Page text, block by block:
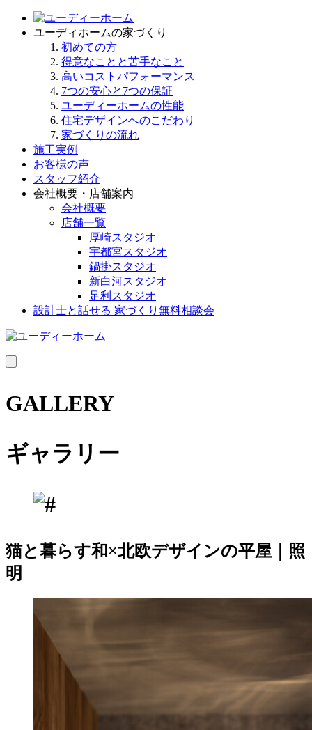
ユーディホームの家づくり
初めての方
得意なことと苦手なこと
高いコストパフォーマンス
7つの安心と7つの保証
ユーディーホームの性能
住宅デザインへのこだわり
家づくりの流れ
施工実例
お客様の声
スタッフ紹介
会社概要・店舗案内
会社概要
店舗一覧
厚崎スタジオ
宇都宮スタジオ
鍋掛スタジオ
新白河スタジオ
足利スタジオ
設計士と話せる 家づくり無料相談会
MENU
GALLERY
ギャラリー
猫と暮らす和×北欧デザインの平屋｜照
明